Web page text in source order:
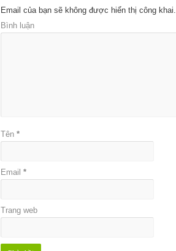
Email của bạn sẽ không được hiển thị công khai.
Bình luận
Tên *
Email *
Trang web